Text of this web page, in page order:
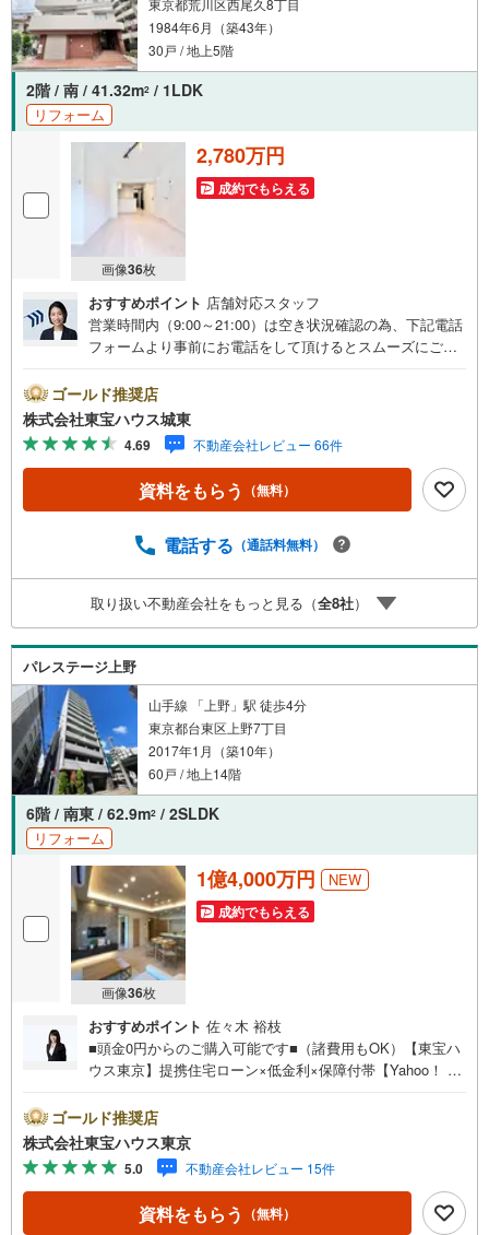
東京都荒川区西尾久8丁目
1984年6月（築43年）
30戸 / 地上5階
2階 / 南 / 41.32m2 / 1LDK
リフォーム
画像36枚
2,780万円
成約でもらえる
おすすめポイント 店舗対応スタッフ
営業時間内（9:00～21:00）は空き状況確認の為、下記電話
フォームより事前にお電話をして頂けるとスムーズにご案
カレンダーの作成▽ご購入後もお客様の人生のパートナー
として暮らしの「安心」を守り続けます。【Yahoo！ 不動
産キャンペーン対象店舗】当店で物件を成約するとPayPay
ボーナスライトがもらえる「Yahoo！ 不動産 物件ご成約キ
ャンペーン」の対象になります。「資料をもらう」「見学
予約をする」ボタンからお問い合わせください。※必ずYah
スライトは出金と譲渡はできません。ご案内・詳細な資料
（諸費用もOK）お気軽にお問い合わせください。
ゴールド推奨店
株式会社東宝ハウス城東
4.69 不動産会社レビュー 66件
資料をもらう （無料）
電話する （通話料無料）
取り扱い不動産会社をもっと見る（全8社）
パレステージ上野
山手線 「上野」駅 徒歩4分
東京都台東区上野7丁目
2017年1月（築10年）
60戸 / 地上14階
6階 / 南東 / 62.9m2 / 2SLDK
リフォーム
画像36枚
1億4,000万円 NEW
成約でもらえる
おすすめポイント 佐々木 裕枝
■頭金0円からのご購入可能です■（諸費用もOK）【東宝ハ
ウス東京】提携住宅ローン×低金利×保障付帯【Yahoo！ 不
ayボーナスライトがもらえる「Yahoo！ 不動産 物件ご成約
キャンペーン」の対象になります。「資料をもらう」「見
学予約をする」ボタンからお問い合わせください。※必ずY
ahoo！ JAPAN IDでログインしてください。※PayPayボー
ナスライトは出金と譲渡はできません。ご案内・詳細な資
料のご請求はお気軽にどうぞ♪お電話でのお問い合わせも
ゴールド推奨店
株式会社東宝ハウス東京
5.0 不動産会社レビュー 15件
資料をもらう （無料）